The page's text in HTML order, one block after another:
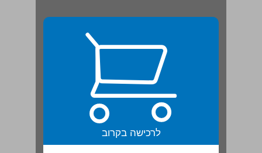
לרכישה בקרוב